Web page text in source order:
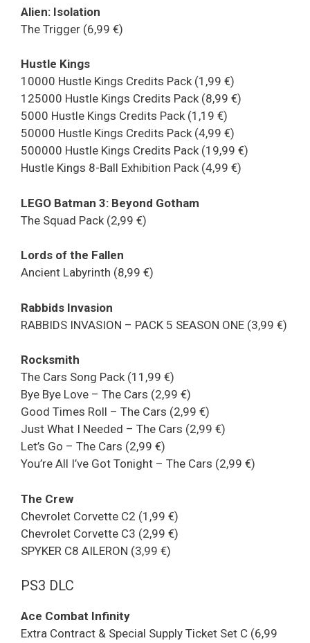
Alien: Isolation
The Trigger (6,99 €)
Hustle Kings
10000 Hustle Kings Credits Pack (1,99 €)
125000 Hustle Kings Credits Pack (8,99 €)
5000 Hustle Kings Credits Pack (1,19 €)
50000 Hustle Kings Credits Pack (4,99 €)
500000 Hustle Kings Credits Pack (19,99 €)
Hustle Kings 8-Ball Exhibition Pack (4,99 €)
LEGO Batman 3: Beyond Gotham
The Squad Pack (2,99 €)
Lords of the Fallen
Ancient Labyrinth (8,99 €)
Rabbids Invasion
RABBIDS INVASION – PACK 5 SEASON ONE (3,99 €)
Rocksmith
The Cars Song Pack (11,99 €)
Bye Bye Love – The Cars (2,99 €)
Good Times Roll – The Cars (2,99 €)
Just What I Needed – The Cars (2,99 €)
Let’s Go – The Cars (2,99 €)
You’re All I’ve Got Tonight – The Cars (2,99 €)
The Crew
Chevrolet Corvette C2 (1,99 €)
Chevrolet Corvette C3 (2,99 €)
SPYKER C8 AILERON (3,99 €)
PS3 DLC
Ace Combat Infinity
Extra Contract & Special Supply Ticket Set C (6,99